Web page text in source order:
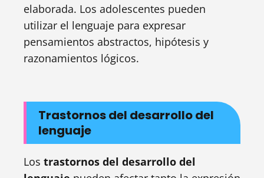
elaborada. Los adolescentes pueden
utilizar el lenguaje para expresar
pensamientos abstractos, hipótesis y
razonamientos lógicos.
Trastornos del desarrollo del
lenguaje
Los trastornos del desarrollo del